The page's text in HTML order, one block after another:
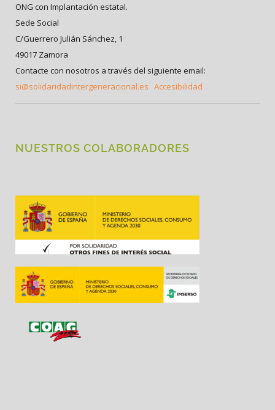
ONG con Implantación estatal.
Sede Social
C/Guerrero Julián Sánchez, 1
49017 Zamora
Contacte con nosotros a través del siguiente email:
si@solidaridadintergeneracional.es Accesibilidad
NUESTROS COLABORADORES